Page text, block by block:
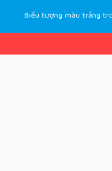
Biểu tượng màu trắng